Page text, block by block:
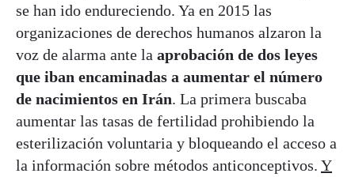
se han ido endureciendo. Ya en 2015 las
organizaciones de derechos humanos alzaron la
voz de alarma ante la aprobación de dos leyes
que iban encaminadas a aumentar el número
de nacimientos en Irán. La primera buscaba
aumentar las tasas de fertilidad prohibiendo la
esterilización voluntaria y bloqueando el acceso a
la información sobre métodos anticonceptivos. Y